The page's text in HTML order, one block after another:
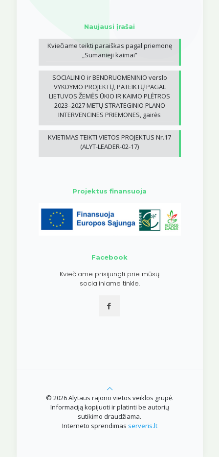
Naujausi įrašai
Kviečiame teikti paraiškas pagal priemonę
„Sumanieji kaimai”
SOCIALINIO ir BENDRUOMENINIO verslo
VYKDYMO PROJEKTŲ, PATEIKTŲ PAGAL
LIETUVOS ŽEMĖS ŪKIO IR KAIMO PLĖTROS
2023–2027 METŲ STRATEGINIO PLANO
INTERVENCINES PRIEMONES, gairės
KVIETIMAS TEIKTI VIETOS PROJEKTUS Nr.17
(ALYT-LEADER-02-17)
Projektus finansuoja
Facebook
Kviečiame prisijungti prie mūsų
socialiniame tinkle.
© 2026 Alytaus rajono vietos veiklos grupė.
Informaciją kopijuoti ir platinti be autorių
sutikimo draudžiama.
Interneto sprendimas serveris.lt